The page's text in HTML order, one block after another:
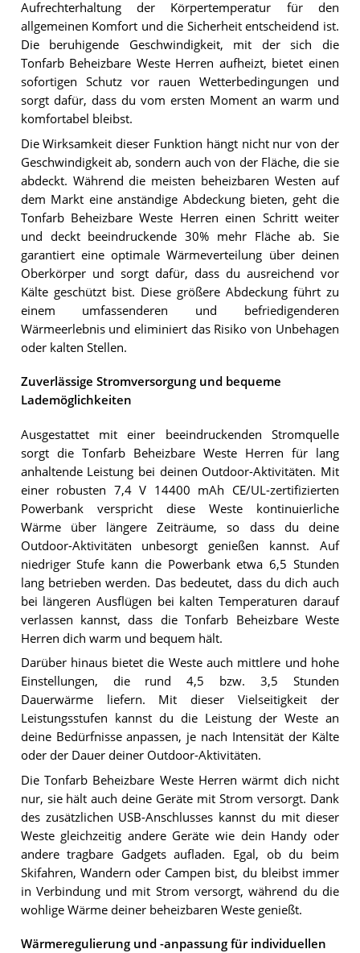
Aufrechterhaltung der Körpertemperatur für den
allgemeinen Komfort und die Sicherheit entscheidend ist.
Die beruhigende Geschwindigkeit, mit der sich die
Tonfarb Beheizbare Weste Herren aufheizt, bietet einen
sofortigen Schutz vor rauen Wetterbedingungen und
sorgt dafür, dass du vom ersten Moment an warm und
komfortabel bleibst.
Die Wirksamkeit dieser Funktion hängt nicht nur von der
Geschwindigkeit ab, sondern auch von der Fläche, die sie
abdeckt. Während die meisten beheizbaren Westen auf
dem Markt eine anständige Abdeckung bieten, geht die
Tonfarb Beheizbare Weste Herren einen Schritt weiter
und deckt beeindruckende 30% mehr Fläche ab. Sie
garantiert eine optimale Wärmeverteilung über deinen
Oberkörper und sorgt dafür, dass du ausreichend vor
Kälte geschützt bist. Diese größere Abdeckung führt zu
einem umfassenderen und befriedigenderen
Wärmeerlebnis und eliminiert das Risiko von Unbehagen
oder kalten Stellen.
Zuverlässige Stromversorgung und bequeme
Lademöglichkeiten
Ausgestattet mit einer beeindruckenden Stromquelle
sorgt die Tonfarb Beheizbare Weste Herren für lang
anhaltende Leistung bei deinen Outdoor-Aktivitäten. Mit
einer robusten 7,4 V 14400 mAh CE/UL-zertifizierten
Powerbank verspricht diese Weste kontinuierliche
Wärme über längere Zeiträume, so dass du deine
Outdoor-Aktivitäten unbesorgt genießen kannst. Auf
niedriger Stufe kann die Powerbank etwa 6,5 Stunden
lang betrieben werden. Das bedeutet, dass du dich auch
bei längeren Ausflügen bei kalten Temperaturen darauf
verlassen kannst, dass die Tonfarb Beheizbare Weste
Herren dich warm und bequem hält.
Darüber hinaus bietet die Weste auch mittlere und hohe
Einstellungen, die rund 4,5 bzw. 3,5 Stunden
Dauerwärme liefern. Mit dieser Vielseitigkeit der
Leistungsstufen kannst du die Leistung der Weste an
deine Bedürfnisse anpassen, je nach Intensität der Kälte
oder der Dauer deiner Outdoor-Aktivitäten.
Die Tonfarb Beheizbare Weste Herren wärmt dich nicht
nur, sie hält auch deine Geräte mit Strom versorgt. Dank
des zusätzlichen USB-Anschlusses kannst du mit dieser
Weste gleichzeitig andere Geräte wie dein Handy oder
andere tragbare Gadgets aufladen. Egal, ob du beim
Skifahren, Wandern oder Campen bist, du bleibst immer
in Verbindung und mit Strom versorgt, während du die
wohlige Wärme deiner beheizbaren Weste genießt.
Wärmeregulierung und -anpassung für individuellen